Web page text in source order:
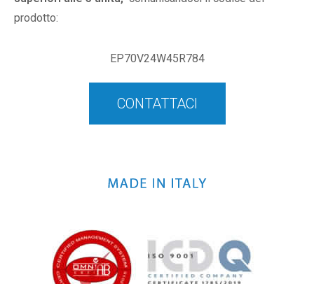
prodotto:
EP70V24W45R784
CONTATTACI